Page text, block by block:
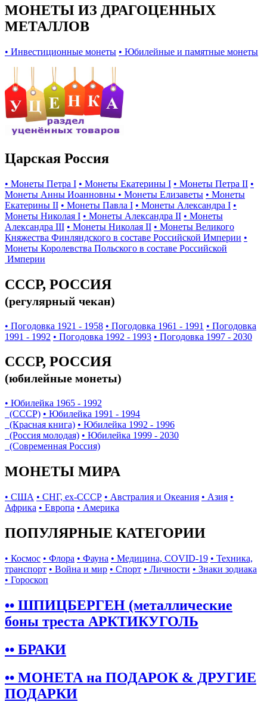
МОНЕТЫ ИЗ ДРАГОЦЕННЫХ
МЕТАЛЛОВ
• Инвестиционные монеты • Юбилейные и памятные монеты
Царская Россия
• Монеты Петра I • Монеты Екатерины I • Монеты Петра II •
Монеты Анны Иоанновны • Монеты Елизаветы • Монеты
Екатерины II • Монеты Павла I • Монеты Александра I •
Монеты Николая I • Монеты Александра II • Монеты
Александра III • Монеты Николая II • Монеты Великого
Княжества Финляндского в составе Российской Империи •
Монеты Королевства Польского в составе Российской
Империи
СССР, РОССИЯ
(регулярный чекан)
• Погодовка 1921 - 1958 • Погодовка 1961 - 1991 • Погодовка
1991 - 1992 • Погодовка 1992 - 1993 • Погодовка 1997 - 2030
СССР, РОССИЯ
(юбилейные монеты)
• Юбилейка 1965 - 1992
(СССР) • Юбилейка 1991 - 1994
(Красная книга) • Юбилейка 1992 - 1996
(Россия молодая) • Юбилейка 1999 - 2030
(Современная Россия)
МОНЕТЫ МИРА
• США • СНГ, ex-СССР • Австралия и Океания • Азия •
Африка • Европа • Америка
ПОПУЛЯРНЫЕ КАТЕГОРИИ
• Космос • Флора • Фауна • Медицина, COVID-19 • Техника,
транспорт • Война и мир • Спорт • Личности • Знаки зодиака
• Гороскоп
•• ШПИЦБЕРГЕН (металлические
боны треста АРКТИКУГОЛЬ
•• БРАКИ
•• МОНЕТА на ПОДАРОК & ДРУГИЕ
ПОДАРКИ